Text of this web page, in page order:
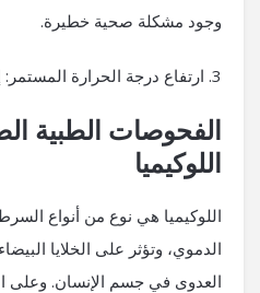
وجود مشكلة صحية خطيرة.
3. ارتفاع درجة الحرارة المستمر: إذا كانت درجة حرار
الفحوصات الطبية
اللوكيميا
اللوكيميا هي نوع من أنواع
الدموي، وتؤثر على الخلايا
العدوى في جسم الإنسان. وعلى